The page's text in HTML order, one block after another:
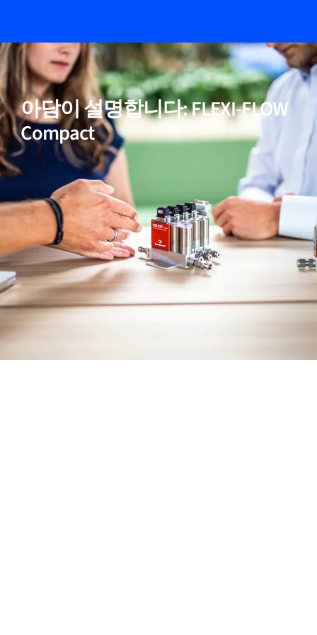
05
멀티 파라미터, 유량, 압력 및 온도
06
넓은 다이나믹 레인지
아담이 설명합니다: FLEXI-FLOW
Compact